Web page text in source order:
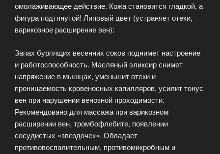
омолаживающее действие. Кожа становится гладкой, а
фигура подтянутой! Липовый цвет (устраняет отеки,
варикозное расширение вен):
Запах бурлящих весенних соков поднимет настроение
и работоспособность. Масляный эликсир снимет
напряжение в мышцах, уменьшит отеки и
проницаемость кровеносных капилляров, усилит тонус
вен при нарушении венозной проходимости.
Рекомендовано для массажа при варикозном
расширении вен, тромбофлебите, появлении
сосудистых «звездочек». Обладает
противовоспалительным, противомикробным и